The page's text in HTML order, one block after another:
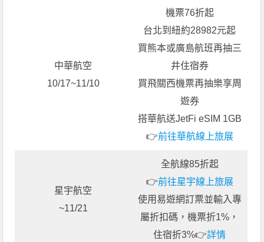
中華航空
10/17~11/10
機票76折起
台北到紐約28982元起
買熊本或廣島航班再抽三
井住宿券
買飛關西機票再抽樂享周
遊券
搭華航送JetFi eSIM 1GB
👉前往華航線上旅展
星宇航空
~11/21
全航線85折起
👉前往星宇線上旅展
使用易遊網訂票並輸入專
屬折扣碼，機票折1%，
住宿折3%👉詳情